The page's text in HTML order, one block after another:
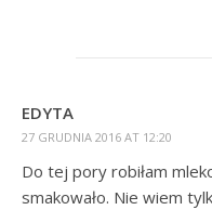
EDYTA
27 GRUDNIA 2016 AT 12:20
Do tej pory robiłam
smakowało. Nie wiem